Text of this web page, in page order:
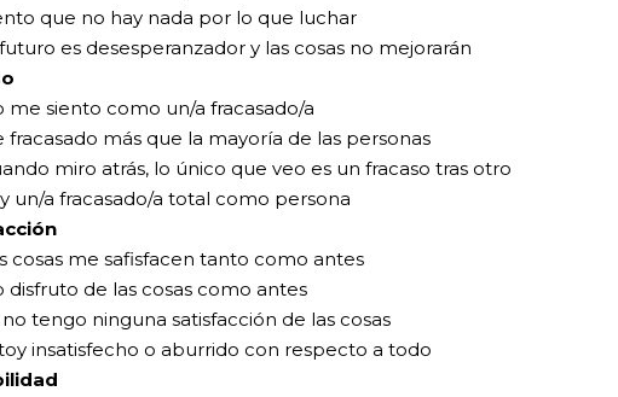
que no hay nada por lo que luchar
es desesperanzador y las cosas no mejorarán
me siento como un/a fracasado/a
fracasado más que la mayoría de las personas
miro atrás, lo único que veo es un fracaso tras otro
un/a fracasado/a total como persona
cosas me safisfacen tanto como antes
disfruto de las cosas como antes
no tengo ninguna satisfacción de las cosas
insatisfecho o aburrido con respecto a todo